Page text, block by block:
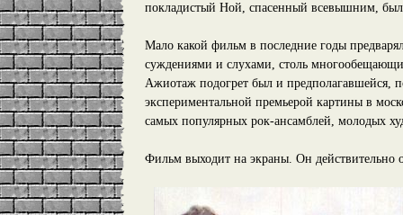
покладистый Ной, спасенный всевышним,
Мало какой фильм в последние годы
суждениями и слухами, столь
Ажиотаж подогрет был и предполагавшейся,
экспериментальной премьерой картины в
самых популярных рок-ансамблей, молодых
Фильм выходит на экраны. Он действительно